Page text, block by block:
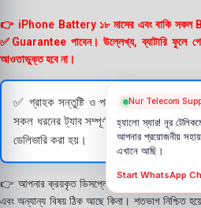
👉 iPhone Battery ১৮ মাসের এবং বাকি সকল
✅Guarantee পাবেন। উল্লেখ্য, ব্যাটারি ফুলে গেলে
আওতাভুক্ত হবে না।
✅ গ্রাহক সন্তুষ্টি ও পণ্যের স্বচ্ছতা নিশ্চিত
সকল ধরনের ট্যাব সম্পূর্ণরূপে যাচাই (Check)
ডেলিভারি করা হয়।
👉 আপনার ক্রয়কৃত ডিসপ্লে স্থায়ী ভাবে লাগানোর
এবং অন্যান্য বিষয় ঠিক আছে কিনা। শতভাগ নিশ্চিত
Nur Telecom
হ্যালো স্যার! নূর
আপনার প্রয়োজনীয়
এখানে আছি।
Start WhatsApp